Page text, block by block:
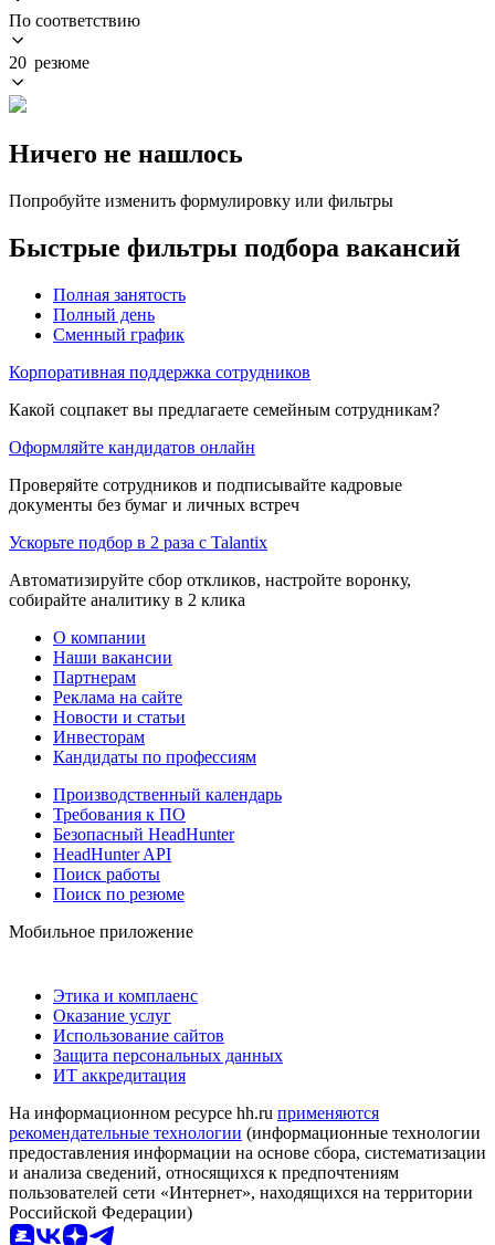
По соответствию
20 резюме
Ничего не нашлось
Попробуйте изменить формулировку или фильтры
Быстрые фильтры подбора вакансий
Полная занятость
Полный день
Сменный график
Корпоративная поддержка сотрудников
Какой соцпакет вы предлагаете семейным сотрудникам?
Оформляйте кандидатов онлайн
Проверяйте сотрудников и подписывайте кадровые
документы без бумаг и личных встреч
Ускорьте подбор в 2 раза с Talantix
Автоматизируйте сбор откликов, настройте воронку,
собирайте аналитику в 2 клика
О компании
Наши вакансии
Партнерам
Реклама на сайте
Новости и статьи
Инвесторам
Кандидаты по профессиям
Производственный календарь
Требования к ПО
Безопасный HeadHunter
HeadHunter API
Поиск работы
Поиск по резюме
Мобильное приложение
Этика и комплаенс
Оказание услуг
Использование сайтов
Защита персональных данных
ИТ аккредитация
На информационном ресурсе hh.ru применяются
рекомендательные технологии (информационные технологии
предоставления информации на основе сбора, систематизации
и анализа сведений, относящихся к предпочтениям
пользователей сети «Интернет», находящихся на территории
Российской Федерации)